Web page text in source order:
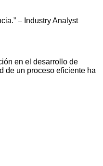
– Industry Analyst
en el desarrollo de
de un proceso eficiente ha